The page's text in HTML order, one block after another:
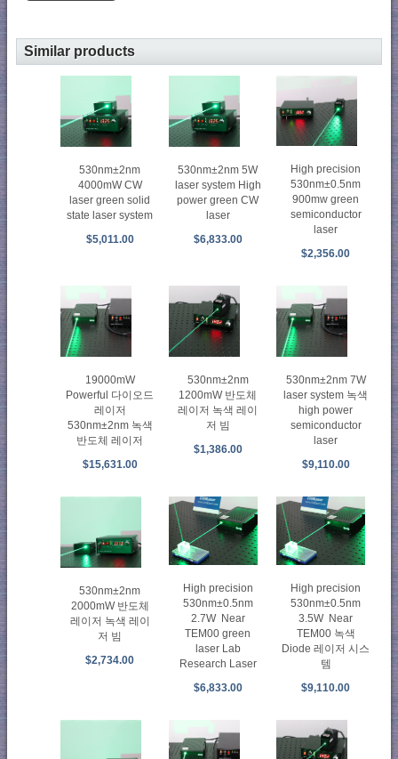
Similar products
530nm±2nm
4000mW CW
laser green solid
state laser system
$5,011.00
530nm±2nm 5W
laser system High
power green CW
laser
$6,833.00
High precision
530nm±0.5nm
900mw green
semiconductor
laser
$2,356.00
19000mW
Powerful 다이오드
레이저
530nm±2nm 녹색
반도체 레이저
$15,631.00
530nm±2nm
1200mW 반도체
레이저 녹색 레이
저 빔
$1,386.00
530nm±2nm 7W
laser system 녹색
high power
semiconductor
laser
$9,110.00
530nm±2nm
2000mW 반도체
레이저 녹색 레이
저 빔
$2,734.00
High precision
530nm±0.5nm
2.7W Near
TEM00 green
laser Lab
Research Laser
$6,833.00
High precision
530nm±0.5nm
3.5W Near
TEM00 녹색
Diode 레이저 시스
템
$9,110.00